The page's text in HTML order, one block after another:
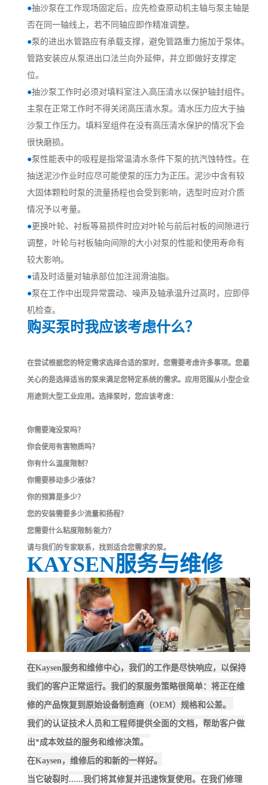
●抽沙泵在工作现场固定后，应先检查原动机主轴与泵主轴是
否在同一轴线上，若不同轴应即作精准调整。
●泵的进出水管路应有承载支撑，避免管路重力施加于泵体。
管路安装应从泵进出口法兰向外延伸，并立即做好支撑定
位。
●抽沙泵工作时必须对填料室注入高压清水以保护轴封组件。
主泵在正常工作时不得关闭高压清水泵。清水压力应大于抽
沙泵工作压力。填料室组件在没有高压清水保护的情况下会
很快磨损。
●泵性能表中的吸程是指常温清水条件下泵的抗汽蚀特性。在
抽送泥沙作业时应尽可能使泵的压力为正压。泥沙中含有较
大固体颗粒时泵的流量扬程也会受到影响，选型时应对介质
情况予以考量。
●更换叶轮、衬板等易损件时应对叶轮与前后衬板的间隙进行
调整，叶轮与衬板轴向间隙的大小对泵的性能和使用寿命有
较大影响。
●请及时适量对轴承部位加注润滑油脂。
●泵在工作中出现异常震动、噪声及轴承温升过高时，应即停
机检查。
购买泵时我应该考虑什么？
在尝试根据您的特定需求选择合适的泵时，您需要考虑许多事项。您最
关心的是选择适当的泵来满足您特定系统的需求。应用范围从小型企业
用途到大型工业应用。选择泵时，您应该考虑：
你需要淹没泵吗？
你会使用有害物质吗？
你有什么温度限制？
你需要移动多少液体？
你的预算是多少？
您的安装需要多少流量和扬程？
您需要什么粘度限制/能力？
请与我们的专家联系，找到适合您需求的泵。
KAYSEN服务与维修
在Kaysen服务和维修中心，我们的工作是尽快响应，以保持
我们的客户正常运行。我们的泵服务策略很简单：将正在维
修的产品恢复到原始设备制造商（OEM）规格和公差。
我们的认证技术人员和工程师提供全面的文档，帮助客户做
出*成本效益的服务和维修决策。
在Kaysen，维修后的和新的一样好。
当它破裂时......我们将其修复并迅速恢复使用。在我们修理